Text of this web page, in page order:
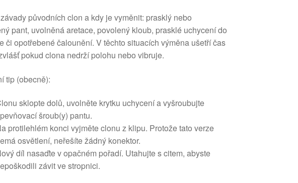
původních clon a kdy je vyměnit: prasklý nebo
pant, uvolněná aretace, povolený kloub, prasklé uchycení do
či opotřebené čalounění. V těchto situacích výměna ušetří čas
pokud clona nedrží polohu nebo vibruje.
tip (obecně):
sklopte dolů, uvolněte krytku uchycení a vyšroubujte
šroub(y) pantu.
protilehlém konci vyjměte clonu z klipu. Protože tato verze
osvětlení, neřešíte žádný konektor.
díl nasaďte v opačném pořadí. Utahujte s citem, abyste
závit ve stropnici.